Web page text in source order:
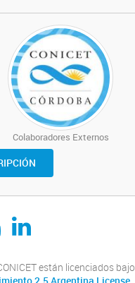
Colaboradores Externos
Linkedin
están licenciados bajo